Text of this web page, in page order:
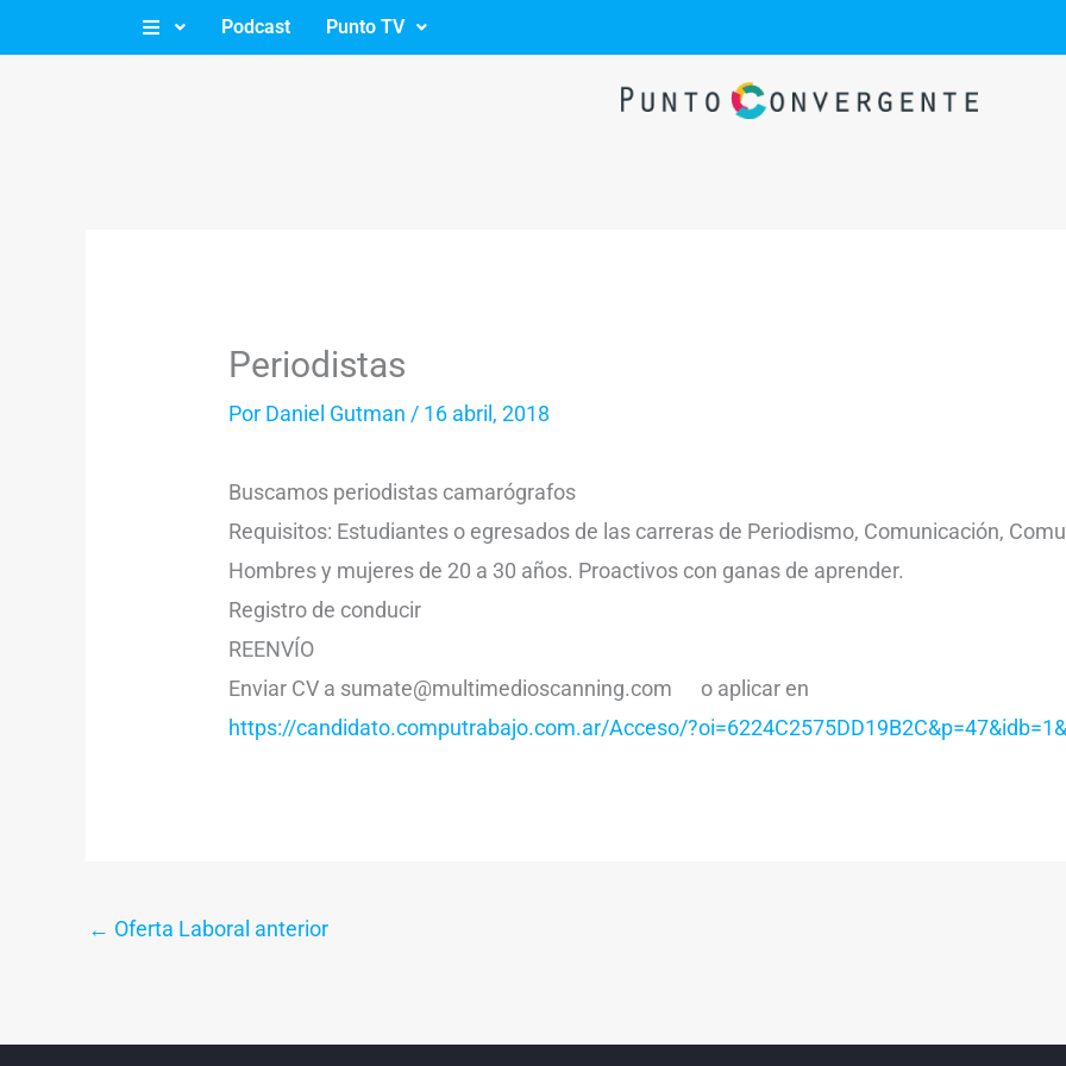
al
Podcast Punto TV
Periodistas
Por Daniel Gutman / 16 abril, 2018
Buscamos periodistas camarógrafos
Requisitos: Estudiantes o egresados de las carreras de Periodismo, Comunicación,
Hombres y mujeres de 20 a 30 años. Proactivos con ganas de aprender.
Registro de conducir
REENVÍO
Enviar CV a sumate@multimedioscanning.com o aplicar en
https://candidato.computrabajo.com.ar/Acceso/
← Oferta Laboral anterior